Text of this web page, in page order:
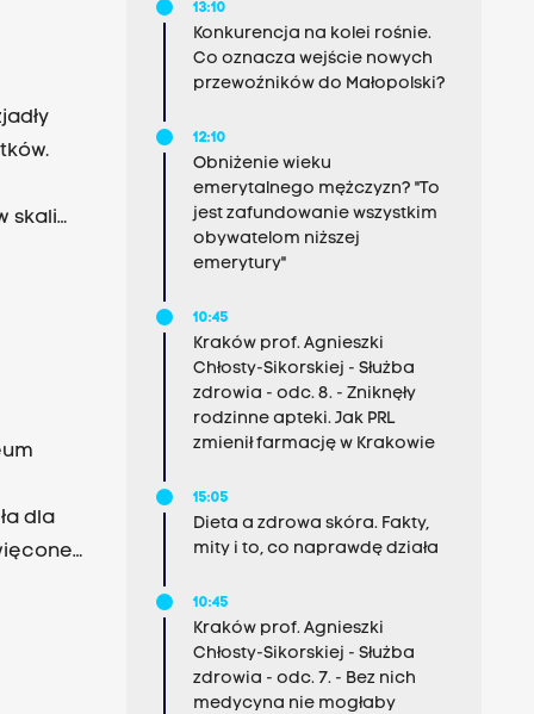
się
jego
skali
że
dla
13:10
Konkurencja na kolei rośnie.
Co oznacza wejście nowych
przewoźników do Małopolski?
12:10
Obniżenie wieku
emerytalnego mężczyzn? "To
jest zafundowanie wszystkim
obywatelom niższej
emerytury"
10:45
Kraków prof. Agnieszki
Chłosty-Sikorskiej - Służba
zdrowia - odc. 8. - Zniknęły
rodzinne apteki. Jak PRL
zmienił farmację w Krakowie
15:05
Dieta a zdrowa skóra. Fakty,
mity i to, co naprawdę działa
10:45
Kraków prof. Agnieszki
Chłosty-Sikorskiej - Służba
zdrowia - odc. 7. - Bez nich
medycyna nie mogłaby